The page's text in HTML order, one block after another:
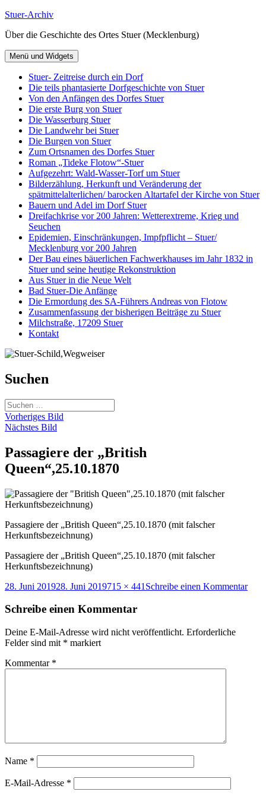
Zum
springen
Stuer-Archiv
Über die Geschichte des Ortes Stuer (Mecklenburg)
Menü und Widgets
Stuer- Zeitreise durch ein Dorf
Die teils phantasierte Dorfgeschichte von Stuer
Von den Anfängen des Dorfes Stuer
Die erste Burg von Stuer
Die Wasserburg Stuer
Die Landwehr bei Stuer
Die Burgen von Stuer
Zum Ortsnamen des Dorfes Stuer
Roman „Tideke Flotow“-Stuer
Aufgezehrt: Wald-Wasser-Torf um Stuer
Bilderzählung, Herkunft und Veränderung der
spätmittelalterlichen/ barocken Altartafel der Kirche von Stuer
Bauern und Adel im Dorf Stuer
Dreifachkrise vor 200 Jahren: Wetterextreme, Krieg und
Seuchen
Epidemien, Einschränkungen, Impfpflicht – Stuer/
Mecklenburg vor 200 Jahren
Der Bau eines bäuerlichen Fachwerkhauses im Jahr 1832 in
Stuer und seine heutige Rekonstruktion
Aus Stuer in die Neue Welt
Bad Stuer-Die Anfänge
Die Ermordung des SA-Führers Andreas von Flotow
Zusammenfassung der bisherigen Beiträge zu Stuer
Milchstraße, 17209 Stuer
Kontakt
Suchen
Suchen
nach:
Vorheriges Bild
Nächstes Bild
Passagiere der „British
Queen“,25.10.1870
Passagiere der „British Queen“,25.10.1870 (mit falscher
Herkunftsbezeichnung)
Passagiere der „British Queen“,25.10.1870 (mit falscher
Herkunftsbezeichnung)
Veröffentlicht
28. Juni 201928. Juni 2019Originalgröße
715 × 441 Schreibe einen Kommentarzu
Schreibe einen Kommentar
Deine E-Mail-Adresse wird nicht veröffentlicht. Erforderliche
Felder sind mit * markiert
Kommentar *
Name *
E-Mail-Adresse *